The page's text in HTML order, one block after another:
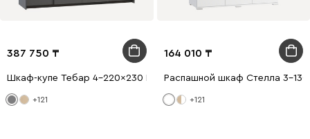
387 750
Шкаф-купе Тебар 4-220x230 Графитовый без зеркал
+121
164 010
Распашной шкаф Стелла 3-
+121